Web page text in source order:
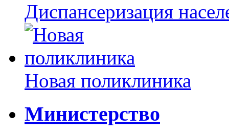
Диспансеризация
Новая поликлиника
Министерство